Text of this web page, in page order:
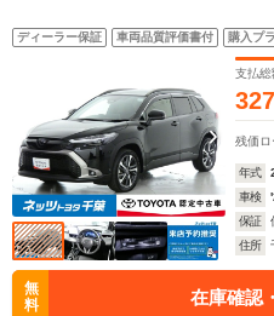
ディーラー保証 車両品質評価書付 購入プ
支払総
327
残価ロ
年式
車検
保証
住所
無
料
在庫確認